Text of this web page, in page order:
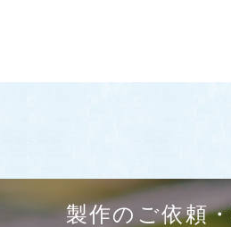
製作のご依頼